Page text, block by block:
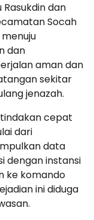
dan
Socah
dan
aman dan
sekitar
jenazah.
cepat
dari
data
dengan instansi
ke komando
ini diduga